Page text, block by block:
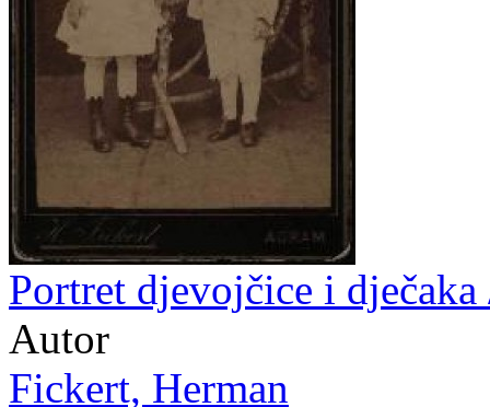
Portret djevojčice i
Autor
Fickert, Herman